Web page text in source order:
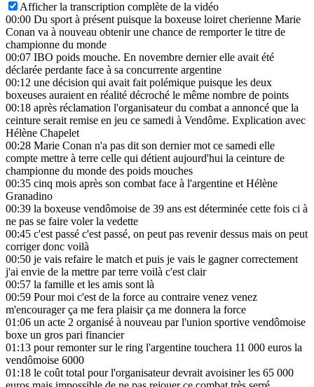
Afficher la transcription complète de la vidéo
00:00 Du sport à présent puisque la boxeuse loiret cherienne Marie
Conan va à nouveau obtenir une chance de remporter le titre de
championne du monde
00:07 IBO poids mouche. En novembre dernier elle avait été
déclarée perdante face à sa concurrente argentine
00:12 une décision qui avait fait polémique puisque les deux
boxeuses auraient en réalité décroché le même nombre de points
00:18 après réclamation l'organisateur du combat a annoncé que la
ceinture serait remise en jeu ce samedi à Vendôme. Explication avec
Hélène Chapelet
00:28 Marie Conan n'a pas dit son dernier mot ce samedi elle
compte mettre à terre celle qui détient aujourd'hui la ceinture de
championne du monde des poids mouches
00:35 cinq mois après son combat face à l'argentine et Hélène
Granadino
00:39 la boxeuse vendômoise de 39 ans est déterminée cette fois ci à
ne pas se faire voler la vedette
00:45 c'est passé c'est passé, on peut pas revenir dessus mais on peut
corriger donc voilà
00:50 je vais refaire le match et puis je vais le gagner correctement
j'ai envie de la mettre par terre voilà c'est clair
00:57 la famille et les amis sont là
00:59 Pour moi c'est de la force au contraire venez venez
m'encourager ça me fera plaisir ça me donnera la force
01:06 un acte 2 organisé à nouveau par l'union sportive vendômoise
boxe un gros pari financier
01:13 pour remonter sur le ring l'argentine touchera 11 000 euros la
vendômoise 6000
01:18 le coût total pour l'organisateur devrait avoisiner les 65 000